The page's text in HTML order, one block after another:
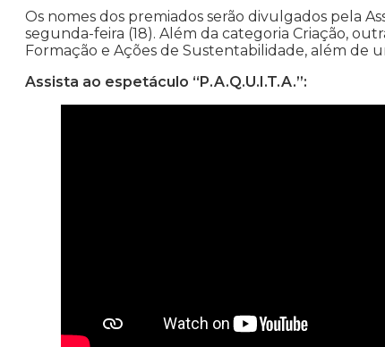
Os nomes dos premiados serão divulgados pela
segunda-feira (18). Além da categoria Criação,
Formação e Ações de Sustentabilidade, além de
Assista ao espetáculo “P.A.Q.U.I.T.A.”: